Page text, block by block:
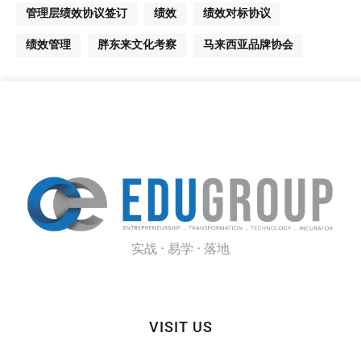
管理层绩效协议签订 绩效 绩效对标协议
绩效管理 胖东来文化考察 马来西亚品牌协会
实战 · 易学 · 落地
VISIT US